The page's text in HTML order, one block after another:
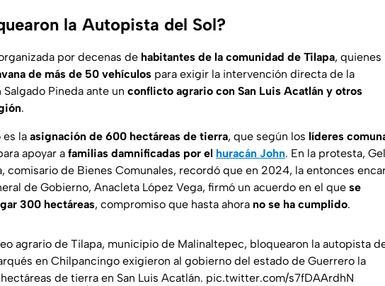
la Autopista del Sol?
por decenas de habitantes de la comunidad de Tilapa, quienes
de más de 50 vehículos para exigir la intervención directa de la
Pineda ante un conflicto agrario con San Luis Acatlán y otros
.
la asignación de 600 hectáreas de tierra, que según los líderes
apoyar a familias damnificadas por el huracán John. En la protesta,
comisario de Bienes Comunales, recordó que en 2024, la entonces
de Gobierno, Anacleta López Vega, firmó un acuerdo en el que se
300 hectáreas, compromiso que hasta ahora no se ha cumplido.
agrario de Tilapa, municipio de Malinaltepec, bloquearon la autopista
en Chilpancingo exigieron al gobierno del estado de Guerrero la
de tierra en San Luis Acatlán. pic.twitter.com/s7fDAArdhN